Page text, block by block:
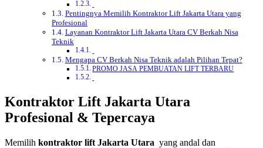
Pentingnya Memilih Kontraktor Lift Jakarta Utara yang
Profesional
Layanan Kontraktor Lift Jakarta Utara CV Berkah Nisa
Teknik
Mengapa CV Berkah Nisa Teknik adalah Pilihan Tepat?
PROMO JASA PEMBUATAN LIFT TERBARU
Kontraktor Lift Jakarta Utara
Profesional & Tepercaya
Memilih kontraktor lift Jakarta Utara yang andal dan